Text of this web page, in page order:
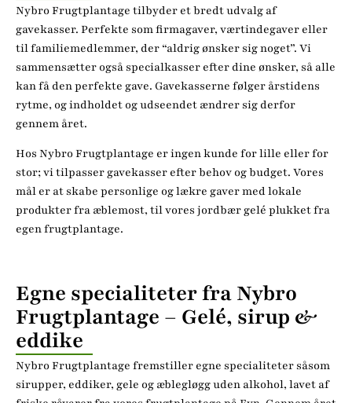
Nybro Frugtplantage tilbyder et bredt udvalg af
gavekasser. Perfekte som firmagaver, værtindegaver eller
til familiemedlemmer, der “aldrig ønsker sig noget”. Vi
sammensætter også specialkasser efter dine ønsker, så alle
kan få den perfekte gave. Gavekasserne følger årstidens
rytme, og indholdet og udseendet ændrer sig derfor
gennem året.
Hos Nybro Frugtplantage er ingen kunde for lille eller for
stor; vi tilpasser gavekasser efter behov og budget. Vores
mål er at skabe personlige og lækre gaver med lokale
produkter fra æblemost, til vores jordbær gelé plukket fra
egen frugtplantage.
Egne specialiteter fra Nybro
Frugtplantage – Gelé, sirup &
eddike
Nybro Frugtplantage fremstiller egne specialiteter såsom
sirupper, eddiker, gele og æblegløgg uden alkohol, lavet af